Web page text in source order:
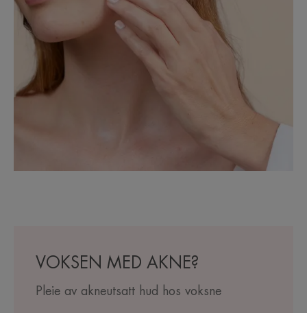
VOKSEN MED AKNE?
Pleie av akneutsatt hud hos voksne